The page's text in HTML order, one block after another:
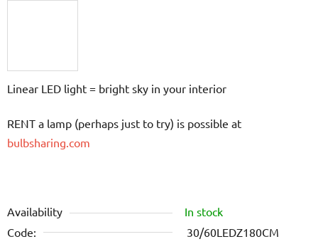
Linear LED light = bright sky in your interior
RENT a lamp (perhaps just to try) is possible at
bulbsharing.com
Availability
In stock
Code:
30/60LEDZ180CM